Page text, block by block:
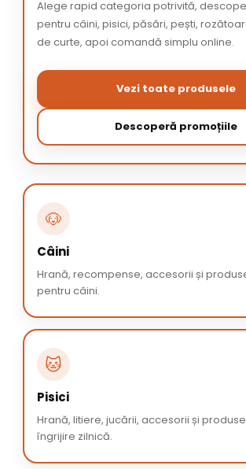
Alege rapid categoria potrivită,
pentru câini, pisici, păsări, pești,
de curte, apoi comandă simplu online.
Vezi toate produsele
Descoperă promoțiile
🐶
Câini
Hrană, recompense, accesorii și
pentru câini.
🐱
Pisici
Hrană, litiere, jucării, accesorii și
îngrijire zilnică.